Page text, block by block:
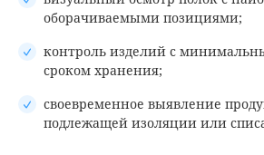
оборачиваемыми позициями;
контроль изделий с
сроком хранения;
своевременное выявление
подлежащей изоляции или